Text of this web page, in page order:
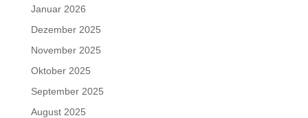
Januar 2026
Dezember 2025
November 2025
Oktober 2025
September 2025
August 2025